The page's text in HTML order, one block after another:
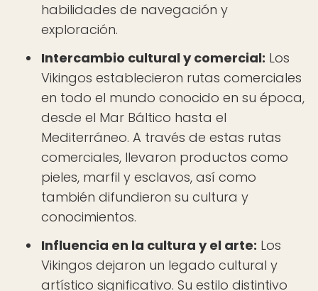
habilidades de navegación y
exploración.
Intercambio cultural y comercial: Los
Vikingos establecieron rutas comerciales
en todo el mundo conocido en su época,
desde el Mar Báltico hasta el
Mediterráneo. A través de estas rutas
comerciales, llevaron productos como
pieles, marfil y esclavos, así como
también difundieron su cultura y
conocimientos.
Influencia en la cultura y el arte: Los
Vikingos dejaron un legado cultural y
artístico significativo. Su estilo distintivo